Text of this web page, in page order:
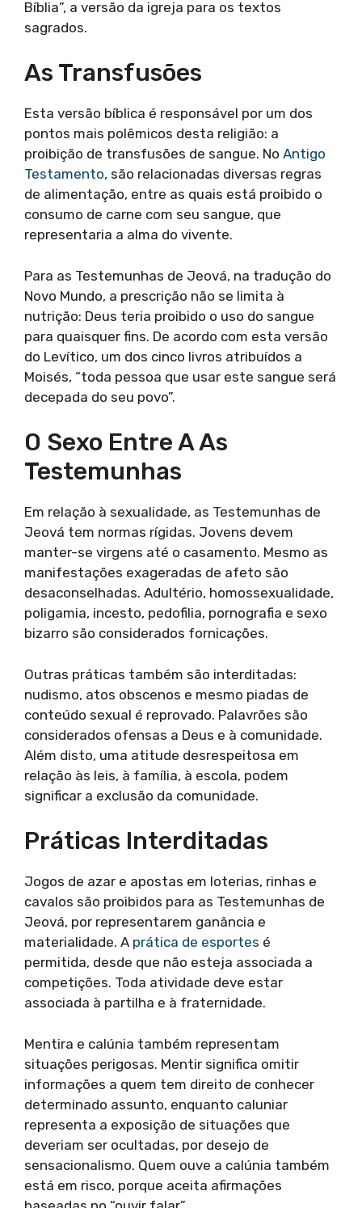
Bíblia”, a versão da igreja para os textos
sagrados.
As Transfusões
Esta versão bíblica é responsável por um dos
pontos mais polêmicos desta religião: a
proibição de transfusões de sangue. No Antigo
Testamento, são relacionadas diversas regras
de alimentação, entre as quais está proibido o
consumo de carne com seu sangue, que
representaria a alma do vivente.
Para as Testemunhas de Jeová, na tradução do
Novo Mundo, a prescrição não se limita à
nutrição: Deus teria proibido o uso do sangue
para quaisquer fins. De acordo com esta versão
do Levítico, um dos cinco livros atribuídos a
Moisés, “toda pessoa que usar este sangue será
decepada do seu povo”.
O Sexo Entre A As
Testemunhas
Em relação à sexualidade, as Testemunhas de
Jeová tem normas rígidas. Jovens devem
manter-se virgens até o casamento. Mesmo as
manifestações exageradas de afeto são
desaconselhadas. Adultério, homossexualidade,
poligamia, incesto, pedofilia, pornografia e sexo
bizarro são considerados fornicações.
Outras práticas também são interditadas:
nudismo, atos obscenos e mesmo piadas de
conteúdo sexual é reprovado. Palavrões são
considerados ofensas a Deus e à comunidade.
Além disto, uma atitude desrespeitosa em
relação às leis, à família, à escola, podem
significar a exclusão da comunidade.
Práticas Interditadas
Jogos de azar e apostas em loterias, rinhas e
cavalos são proibidos para as Testemunhas de
Jeová, por representarem ganância e
materialidade. A prática de esportes é
permitida, desde que não esteja associada a
competições. Toda atividade deve estar
associada à partilha e à fraternidade.
Mentira e calúnia também representam
situações perigosas. Mentir significa omitir
informações a quem tem direito de conhecer
determinado assunto, enquanto caluniar
representa a exposição de situações que
deveriam ser ocultadas, por desejo de
sensacionalismo. Quem ouve a calúnia também
está em risco, porque aceita afirmações